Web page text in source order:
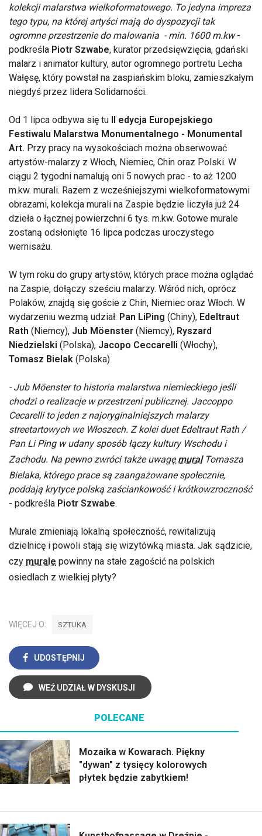
kolekcji malarstwa wielkoformatowego. To jedyna impreza
tego typu, na której artyści mają do dyspozycji tak
ogromne przestrzenie do malowania - min. 1600 m.kw-
podkreśla Piotr Szwabe, kurator przedsięwzięcia, gdański
malarz i animator kultury, autor ogromnego portretu Lecha
Wałęsę, który powstał na zaspiańskim bloku, zamieszkałym
niegdyś przez lidera Solidarności.
Od 1 lipca odbywa się tu
II edycja Europejskiego
Festiwalu Malarstwa Monumentalnego - Monumental
Art. Przy pracy na wysokościach można obserwować
artystów-malarzy z Włoch, Niemiec, Chin oraz Polski. W
ciągu 2 tygodni namalują oni 5 nowych prac - to aż 1200
m.kw. murali. Razem z wcześniejszymi wielkoformatowymi
obrazami, kolekcja murali na Zaspie będzie liczyła już 24
dzieła o łącznej powierzchni 6 tys. m.kw. Gotowe murale
zostaną odsłonięte 16 lipca podczas uroczystego
wernisażu.
W tym roku do grupy artystów, których prace można oglądać
na Zaspie, dołączy sześciu malarzy. Wśród nich, oprócz
Polaków, znajdą się goście z Chin, Niemiec oraz Włoch. W
wydarzeniu wezmą udział: Pan LiPing (Chiny), Edeltraut
Rath (Niemcy), Jub Möenster (Niemcy), Ryszard
Niedzielski (Polska), Jacopo Ceccarelli (Włochy),
Tomasz Bielak (Polska)
- Jub Möenster to historia malarstwa niemieckiego jeśli
chodzi o realizacje w przestrzeni publicznej. Jaccoppo
Cecarelli to jeden z najoryginalniejszych malarzy
streetartowych we Włoszech. Z kolei duet Edeltraut Rath /
Pan Li Ping w udany sposób łączy kultury Wschodu i
Zachodu. Na pewno zwróci także uwagęmuralTomasza
Bielaka, którego prace są zaangażowane społecznie,
poddają krytyce polską zaściankowość i krótkowzroczność
- podkreśla Piotr Szwabe.
Murale zmieniają lokalną społeczność, rewitalizują
dzielnicę i powoli stają się wizytówką miasta. Jak sądzicie,
czy murale powinny na stałe zagościć na polskich
osiedlach z wielkiej płyty?
WIĘCEJ O: SZTUKA
UDOSTĘPNIJ
WEŹ UDZIAŁ W DYSKUSJI
POLECANE
Mozaika w Kowarach. Piękny
"dywan" z tysięcy kolorowych
płytek będzie zabytkiem!